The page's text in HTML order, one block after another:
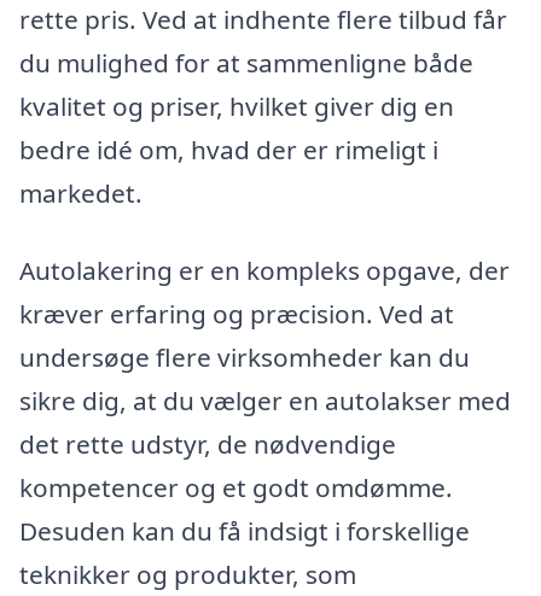
rette pris. Ved at indhente flere tilbud får
du mulighed for at sammenligne både
kvalitet og priser, hvilket giver dig en
bedre idé om, hvad der er rimeligt i
markedet.
Autolakering er en kompleks opgave, der
kræver erfaring og præcision. Ved at
undersøge flere virksomheder kan du
sikre dig, at du vælger en autolakser med
det rette udstyr, de nødvendige
kompetencer og et godt omdømme.
Desuden kan du få indsigt i forskellige
teknikker og produkter, som